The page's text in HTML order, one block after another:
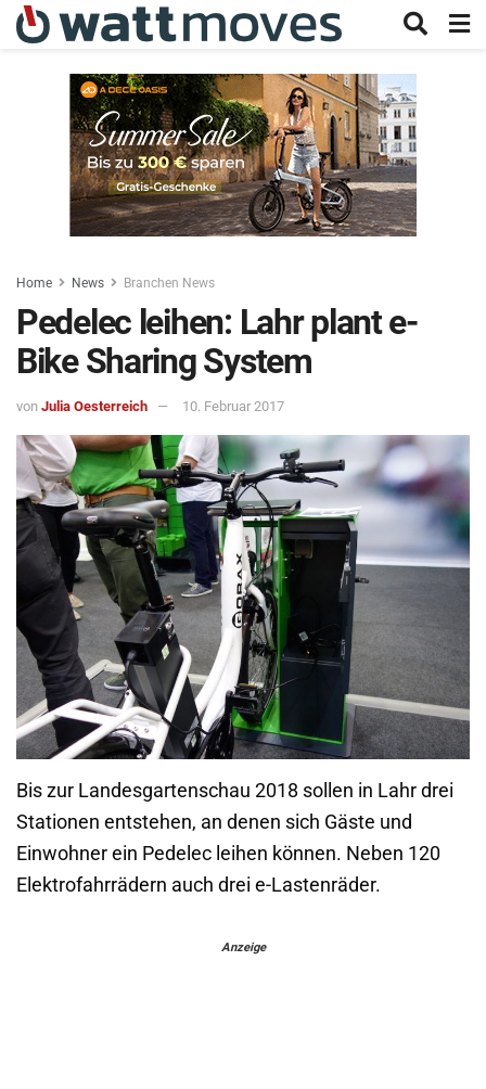
Home News Branchen News
Pedelec leihen: Lahr plant e-
Bike Sharing System
von Julia Oesterreich 10. Februar 2017
Bis zur Landesgartenschau 2018 sollen in Lahr drei
Stationen entstehen, an denen sich Gäste und
Einwohner ein Pedelec leihen können. Neben 120
Elektrofahrrädern auch drei e-Lastenräder.
Anzeige